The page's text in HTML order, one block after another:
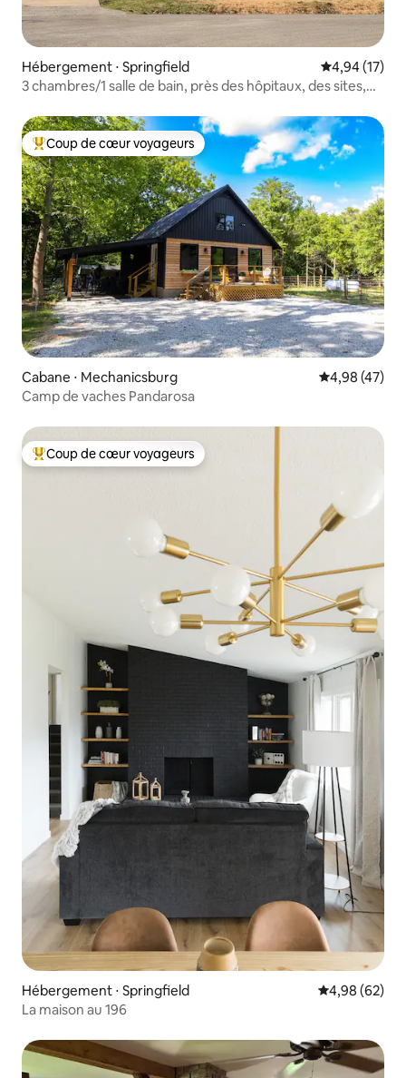
Hébergement ⋅ Springfield Évaluation
4,94 (17)
3 chambres/1 salle de bain, près des hôpitaux, des sites,
Coups de cœur voyageurs les plus appréciés
Coup de cœur voyageurs
Cabane ⋅ Mechanicsburg Évaluation
4,98 (47)
Camp de vaches Pandarosa
Coups de cœur voyageurs les plus appréciés
Coup de cœur voyageurs
Hébergement ⋅ Springfield Évaluation
4,98 (62)
La maison au 196